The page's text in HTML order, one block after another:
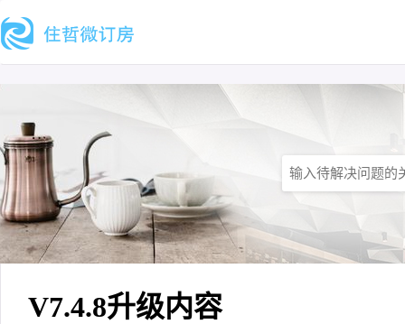
V7.4.8升级内容